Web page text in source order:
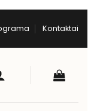
Kontaktai